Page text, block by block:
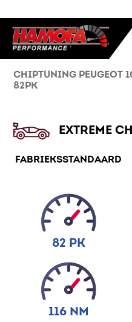
CHIPTUNING PEUGEOT
82PK
EXTREME
FABRIEKSSTANDAARD
82 PK
116 NM